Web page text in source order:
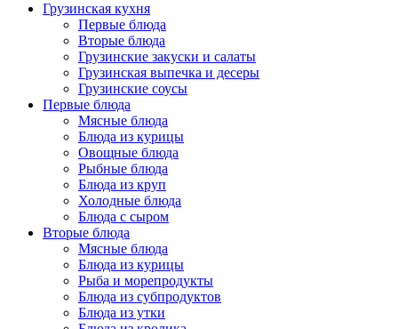
Грузинская кухня
Первые блюда
Вторые блюда
Грузинские закуски и салаты
Грузинская выпечка и десеры
Грузинские соусы
Первые блюда
Мясные блюда
Блюда из курицы
Овощные блюда
Рыбные блюда
Блюда из круп
Холодные блюда
Блюда с сыром
Вторые блюда
Мясные блюда
Блюда из курицы
Рыба и морепродукты
Блюда из субпродуктов
Блюда из утки